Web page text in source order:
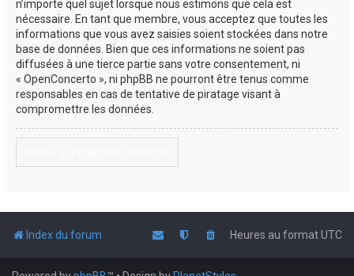
n’importe quel sujet lorsque nous estimons que cela est
nécessaire. En tant que membre, vous acceptez que toutes les
informations que vous avez saisies soient stockées dans notre
base de données. Bien que ces informations ne soient pas
diffusées à une tierce partie sans votre consentement, ni
« OpenConcerto », ni phpBB ne pourront être tenus comme
responsables en cas de tentative de piratage visant à
compromettre les données.
Index du forum Heures au formatUTC